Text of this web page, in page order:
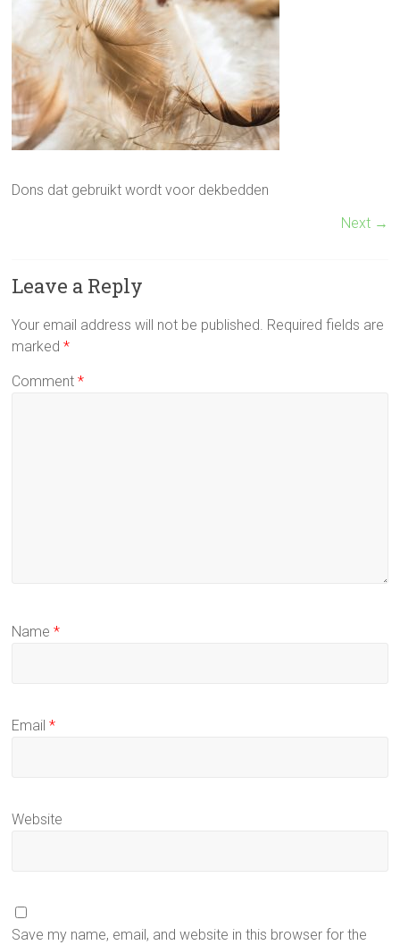
Dons dat gebruikt wordt voor dekbedden
Next →
Leave a Reply
Your email address will not be published. Required fields are
marked*
Comment*
Name*
Email*
Website
Save my name, email, and website in this browser for the